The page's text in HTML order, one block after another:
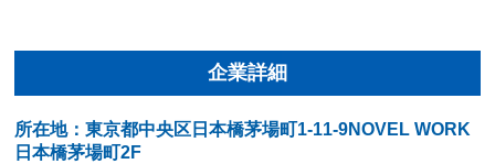
企業詳細
所在地：東京都中央区日本橋茅場町1-11-9NOVEL WORK
日本橋茅場町2F